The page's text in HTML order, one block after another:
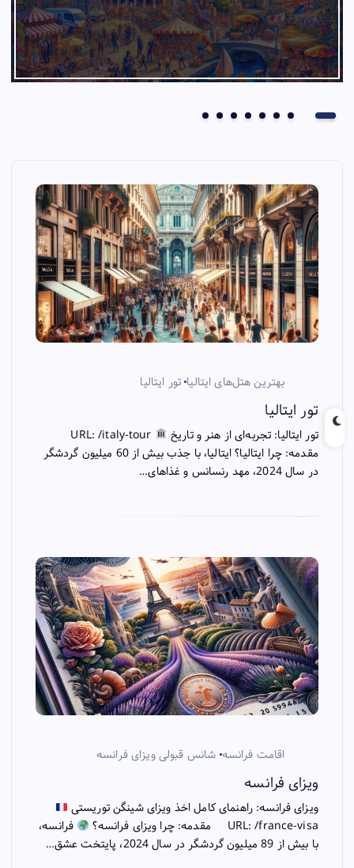
بهترین هتل‌های ایتالیا تور ایتالیا
تور ایتالیا
تور ایتالیا: تجربه‌ای از هنر و تاریخ
مقدمه: چرا ایتالیا؟ ایتالیا، با جذب بیش از 60 میلیون گردشگر
در سال 2024، مهد رنسانس و غذاهای…
اقامت فرانسه شانس قبولی ویزای فرانسه
ویزای فرانسه
ویزای فرانسه: راهنمای کامل اخذ ویزای شینگن توریستی
URL: /france-visa مقدمه: چرا ویزای فرانسه؟
فرانسه،
با بیش از 89 میلیون گردشگر در سال 2024، پایتخت عشق…